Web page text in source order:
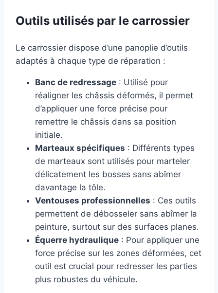
Outils utilisés par le carrossier
Le carrossier dispose d’une panoplie d’outils
adaptés à chaque type de réparation :
Banc de redressage : Utilisé pour
réaligner les châssis déformés, il permet
d’appliquer une force précise pour
remettre le châssis dans sa position
initiale.
Marteaux spécifiques : Différents types
de marteaux sont utilisés pour marteler
délicatement les bosses sans abîmer
davantage la tôle.
Ventouses professionnelles : Ces outils
permettent de débosseler sans abîmer la
peinture, surtout sur des surfaces planes.
Équerre hydraulique : Pour appliquer une
force précise sur les zones déformées, cet
outil est crucial pour redresser les parties
plus robustes du véhicule.